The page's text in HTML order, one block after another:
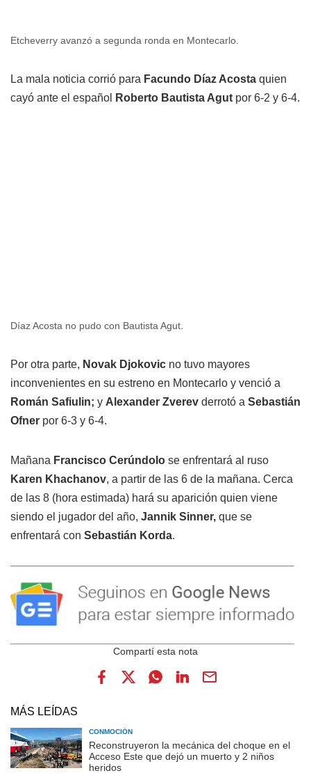
Etcheverry avanzó a segunda ronda en Montecarlo.
La mala noticia corrió para Facundo Díaz Acosta quien
cayó ante el español
Roberto Bautista Agut por 6-2 y 6-4.
Díaz Acosta no pudo con Bautista Agut.
Por otra parte, Novak Djokovic no tuvo mayores
inconvenientes en su estreno en Montecarlo y venció a
Román Safiulin; y Alexander Zverev derrotó a Sebastián
Ofner por 6-3 y 6-4.
Mañana Francisco Cerúndolo se enfrentará al ruso
Karen Khachanov, a partir de las 6 de la mañana. Cerca
de las 8 (hora estimada) hará su aparición quien viene
siendo el jugador del año, Jannik Sinner, que se
enfrentará con Sebastián Korda.
MÁS LEÍDAS
CONMOCIÓN
Reconstruyeron la mecánica del choque en el
Acceso Este que dejó un muerto y 2 niños
heridos